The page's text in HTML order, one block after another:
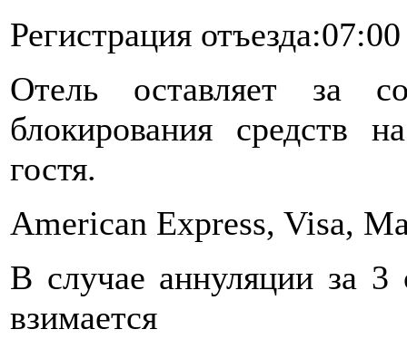
Регистрация
Отель оставляет за
блокирования средств
гостя.
American Express, Visa,
В случае аннуляции за
взимается